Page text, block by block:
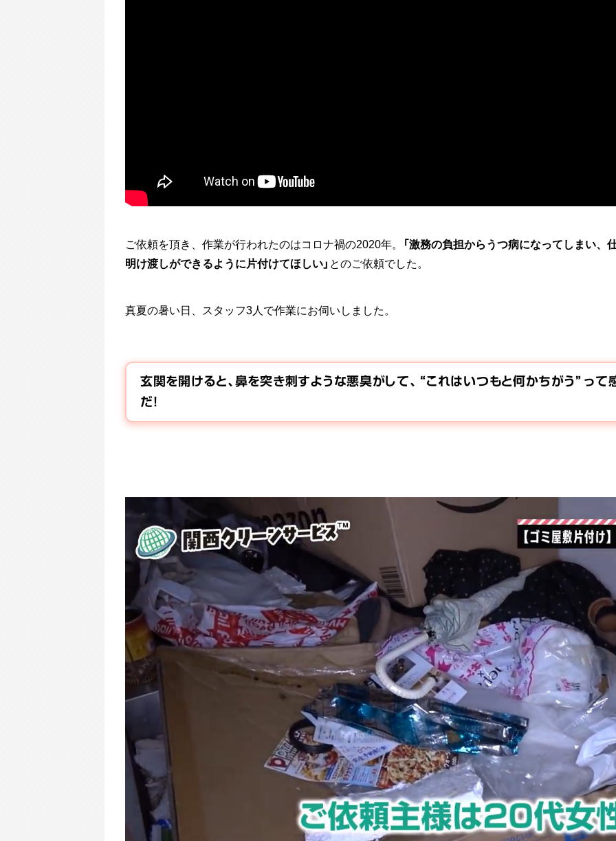
ご依頼を頂き、作業が行われたのはコロナ禍の2020年。 「激務の負担からうつ病になってしまい
明け渡しができるように片付けてほしい」 とのご依頼でした。
真夏の暑い日、スタッフ3人で作業にお伺いしました。
玄関を開けると、鼻を突き刺すような悪臭がして、 “これはいつもと何かちがう” って
だ！